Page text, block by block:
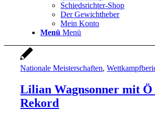
Schiedsrichter-Shop
Der Gewichtheber
Mein Konto
Menü Menü
Nationale Meisterschaften,
Lilian Wagnsonner mit Ö
Rekord